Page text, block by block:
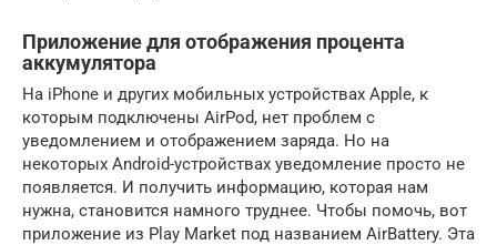
Приложение для отображения процента
аккумулятора
На iPhone и других мобильных устройствах Apple, к
которым подключены AirPod, нет проблем с
уведомлением и отображением заряда. Но на
некоторых Android-устройствах уведомление просто не
появляется. И получить информацию, которая нам
нужна, становится намного труднее. Чтобы помочь, вот
приложение из Play Market под названием AirBattery. Эта